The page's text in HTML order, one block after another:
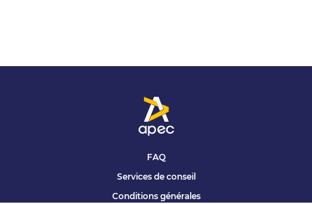
FAQ
Services de conseil
Conditions générales